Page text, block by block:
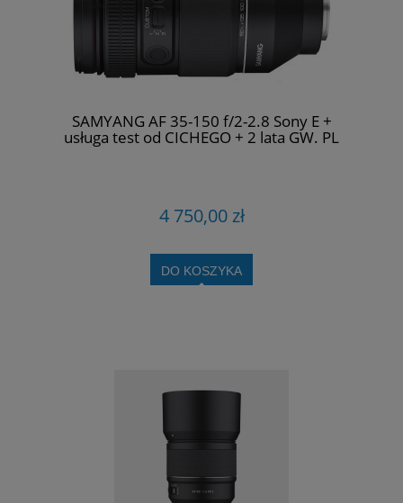
SAMYANG AF 35-150 f/2-2.8 Sony E +
usługa test od CICHEGO + 2 lata GW. PL
4 750,00 zł
DO KOSZYKA